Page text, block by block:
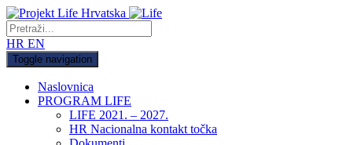
HR EN
Toggle navigation
Naslovnica
PROGRAM LIFE
LIFE 2021. – 2027.
HR Nacionalna kontakt točka